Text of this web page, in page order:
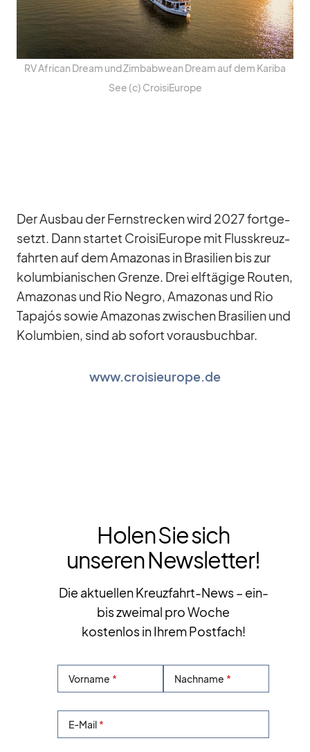
RV Af­ri­can Dream und Zim­bab­wean Dream auf dem Ka­riba
See (c) Croi­si­Eu­rope
Der Aus­bau der Fern­stre­cken wird 2027 fort­ge­
setzt. Dann star­tet Croi­si­Eu­rope mit Fluss­kreuz­
fahr­ten auf dem Ama­zo­nas in Bra­si­lien bis zur
ko­lum­bia­ni­schen Grenze. Drei elf­tä­gige Rou­ten,
Ama­zo­nas und Rio Ne­gro, Ama­zo­nas und Rio
Ta­pa­jós so­wie Ama­zo­nas zwi­schen Bra­si­lien und
Ko­lum­bien, sind ab so­fort vor­aus­buch­bar.
www.croisieurope.de
Holen Sie sich
unseren Newsletter!
Die aktuellen Kreuzfahrt-News – ein-
bis zweimal pro Woche
kostenlos in Ihrem Postfach!
Vorname Nachname
E-Mail